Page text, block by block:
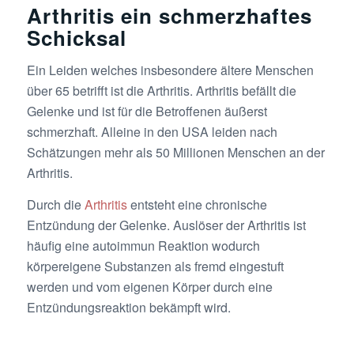
Arthritis ein schmerzhaftes
Schicksal
Ein Leiden welches insbesondere ältere Menschen
über 65 betrifft ist die Arthritis. Arthritis befällt die
Gelenke und ist für die Betroffenen äußerst
schmerzhaft. Alleine in den USA leiden nach
Schätzungen mehr als 50 Millionen Menschen an der
Arthritis.
Durch dieArthritisentsteht eine chronische
Entzündung der Gelenke. Auslöser der Arthritis ist
häufig eine autoimmun Reaktion wodurch
körpereigene Substanzen als fremd eingestuft
werden und vom eigenen Körper durch eine
Entzündungsreaktion bekämpft wird.